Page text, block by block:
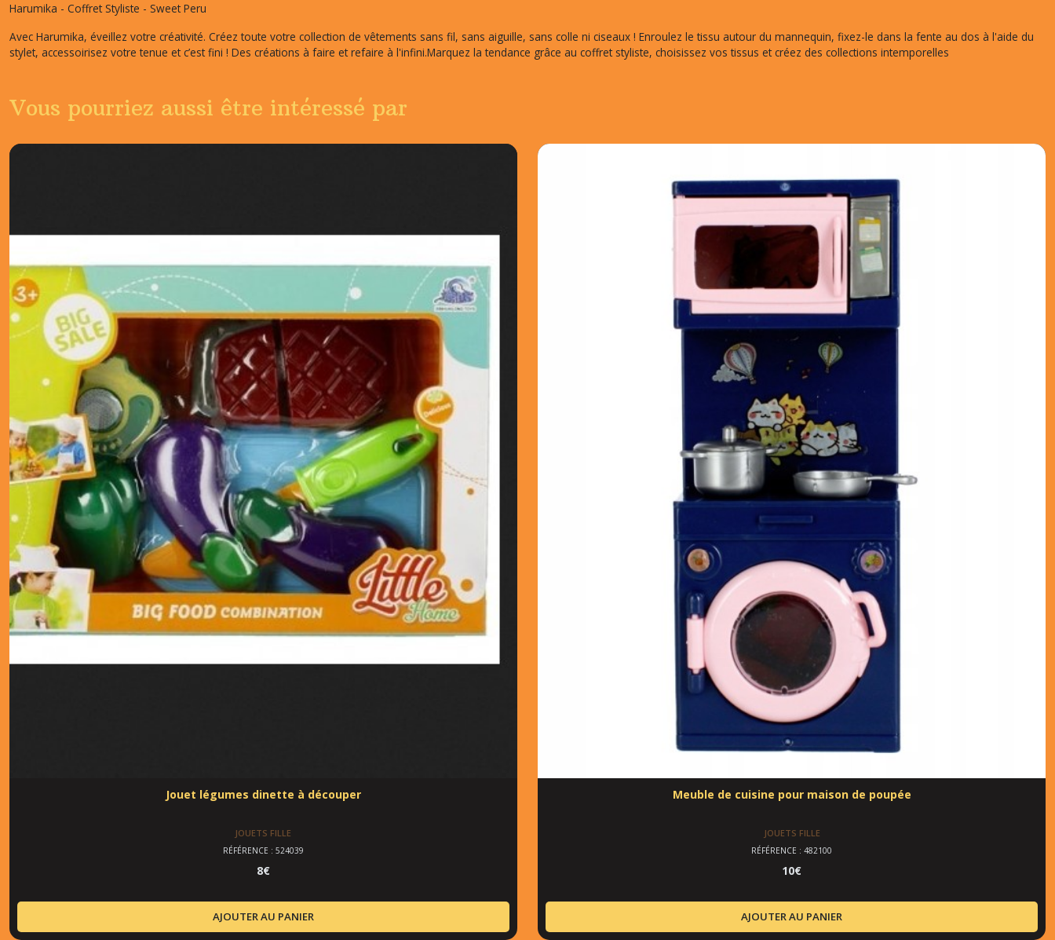
Harumika - Coffret Styliste - Sweet Peru
Avec Harumika, éveillez votre créativité. Créez toute votre collection de vêtements sans fil, sans aiguille, sans colle ni ciseaux ! Enroulez le tissu autour du mannequin, fixez-le dans la fente au dos à l'aide du
stylet, accessoirisez votre tenue et c’est fini ! Des créations à faire et refaire à l'infini.Marquez la tendance grâce au coffret styliste, choisissez vos tissus et créez des collections intemporelles
Vous pourriez aussi être intéressé par
Jouet légumes dinette à découper
JOUETS FILLE
RÉFÉRENCE : 524039
8€
AJOUTER AU PANIER
Meuble de cuisine pour maison de poupée
JOUETS FILLE
RÉFÉRENCE : 482100
10€
AJOUTER AU PANIER